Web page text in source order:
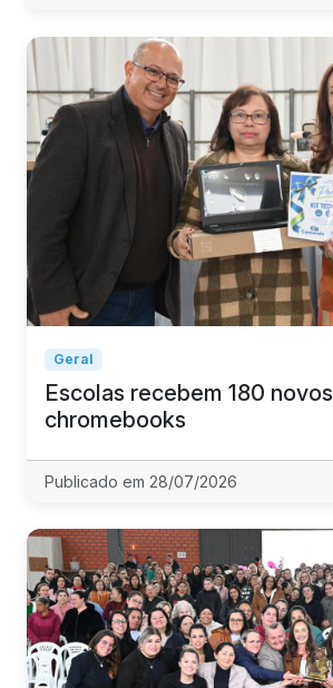
Geral
Escolas recebem 180 novos
chromebooks
Publicado em 28/07/2026